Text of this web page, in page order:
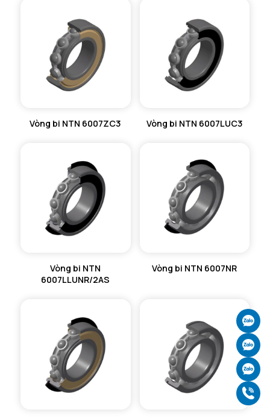
MÁY GIA NHIỆT NTN
Vòng bi NTN 6007ZC3 Vòng bi NTN 6007LUC3
Vòng bi NTN
6007LLUNR/2AS
Vòng bi NTN 6007NR